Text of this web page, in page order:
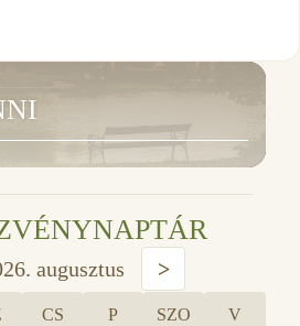
augusztus >
CS P SZO V